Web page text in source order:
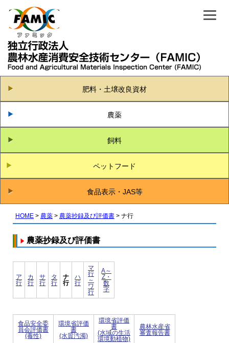
肥料・土壌改良資材
農薬
飼料
ペットフード
食品表示・JAS等
HOME 農薬 農薬抄録及び評価書 ナ行
農薬抄録及び評価書
ア
行
カ
行
サ
行
タ
行
ナ
行
ハ
行
マ
行
～
ワ
行
A～
Z・
数
字
食品安全委
員会評価書
(毒性)
環境省評価
書
(水質汚濁)
環境省評価
書
(水域の生活
環境動植物)
農林水産省
審査報告書